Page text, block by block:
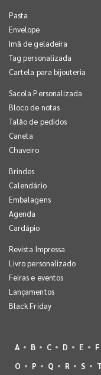
Pasta
Envelope
Imã de geladeira
Tag personalizada
Cartela para bijouteria
Sacola Personalizada
Bloco de notas
Talão de pedidos
Caneta
Chaveiro
Brindes
Calendário
Embalagens
Agenda
Cardápio
Revista Impressa
Livro personalizado
Feiras e eventos
Lançamentos
Black Friday
A B C D E F
O
P Q R S T